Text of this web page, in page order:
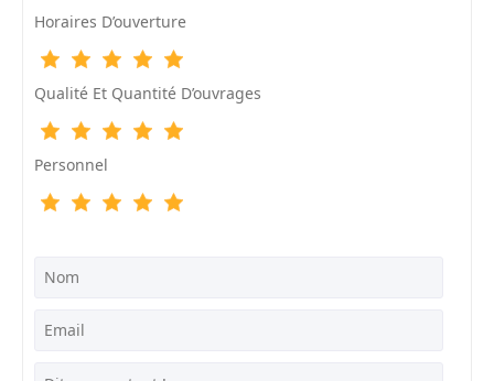
Horaires D’ouverture
Qualité Et Quantité D’ouvrages
Personnel